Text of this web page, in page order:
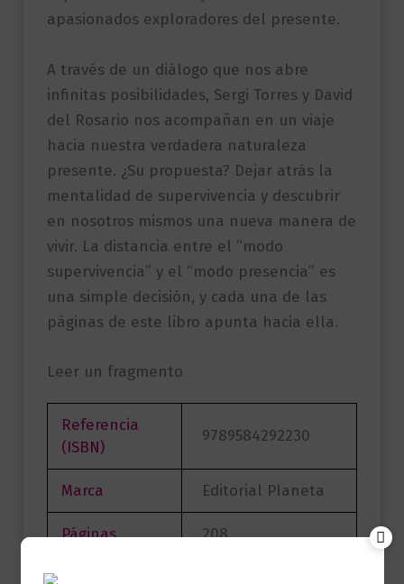
apasionados exploradores del presente.
A través de un diálogo que nos abre
infinitas posibilidades, Sergi Torres y David
del Rosario nos acompañan en un viaje
hacia nuestra verdadera naturaleza
presente. ¿Su propuesta? Dejar atrás la
mentalidad de supervivencia y descubrir
en nosotros mismos una nueva manera de
vivir. La distancia entre el “modo
supervivencia” y el “modo presencia” es
una simple decisión, y cada una de las
páginas de este libro apunta hacia ella.
Leer un fragmento
Referencia
(ISBN)
9789584292230
Marca Editorial Planeta
Páginas 208